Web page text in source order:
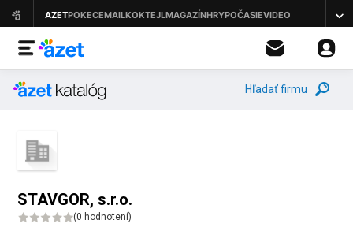
Hľadať firmu
STAVGOR, s.r.o.
(0 hodnotení)